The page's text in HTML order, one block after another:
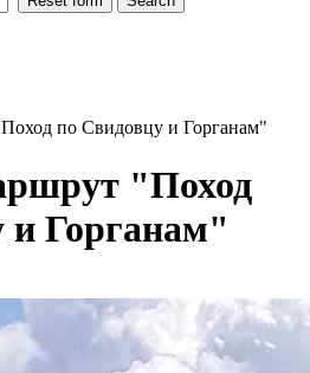
по Свидовцу и Горганам"
"Поход
и Горганам"